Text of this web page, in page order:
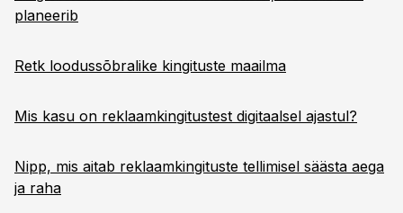
planeerib
Retk loodussõbralike kingituste maailma
Mis kasu on reklaamkingitustest digitaalsel ajastul?
Nipp, mis aitab reklaamkingituste tellimisel säästa aega
ja raha